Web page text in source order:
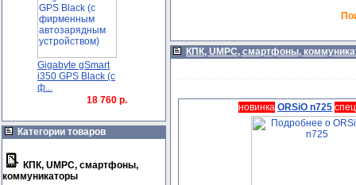
Gigabyte gSmart
i350 GPS Black (с
ф...
18 760 р.
Категории товаров
КПК, UMPC, смартфоны,
коммуникаторы
КПК, UMPC, смартфоны,
новинка ORSiO n725